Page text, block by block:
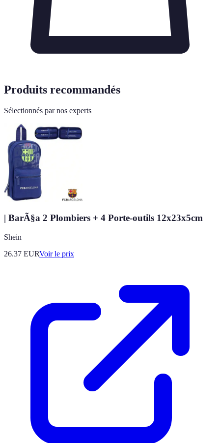
Produits recommandés
Sélectionnés par nos experts
| BarÃ§a 2 Plombiers + 4 Porte-outils 12x23x5cm
Shein
26.37 EURVoir le prix